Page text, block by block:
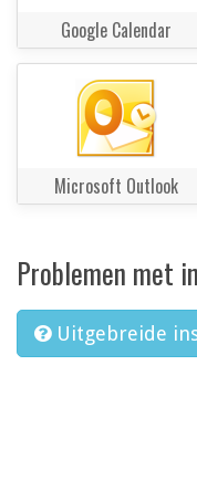
Google Calendar
Microsoft Outlook
Problemen met
Uitgebreide